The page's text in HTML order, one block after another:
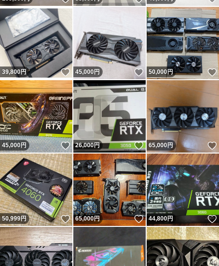
39,800円 いいね！
45,000円 いいね！
50,000円
45,000円 いいね！
26,000円 いいね！
65,000円
50,999円 いいね！
65,000円 いいね！
44,800円